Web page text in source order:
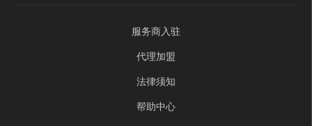
服务商入驻
代理加盟
法律须知
帮助中心